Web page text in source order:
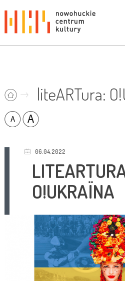
liteARTura:
06.04.2022
O!UKRAÏNA